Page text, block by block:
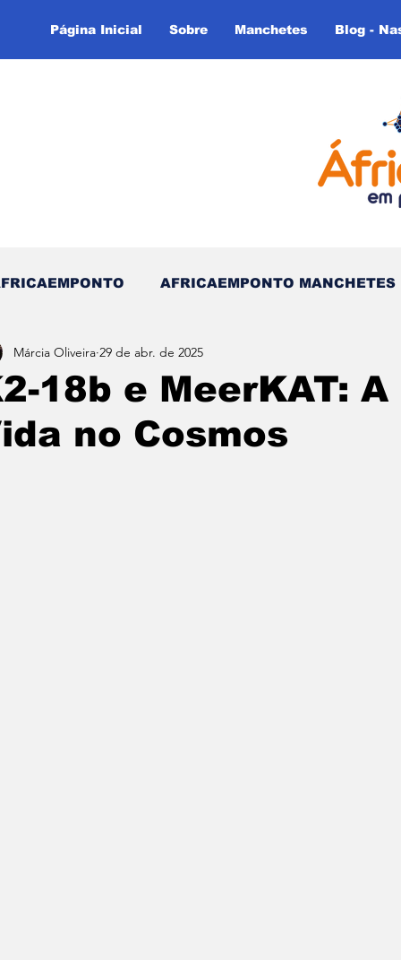
Página Inicial Sobre Manchetes Blog -
AFRICAEMPONTO MANCHETES
do Tempo - (Blog) Nas linhas do Tempo (Blog -
18b e MeerKAT:
no Cosmos
Márcia Oliveira 29 de abr. de 2025